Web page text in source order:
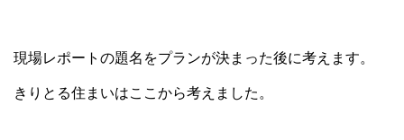
現場レポートの題名をプランが決まった後に考えます。
きりとる住まいはここから考えました。